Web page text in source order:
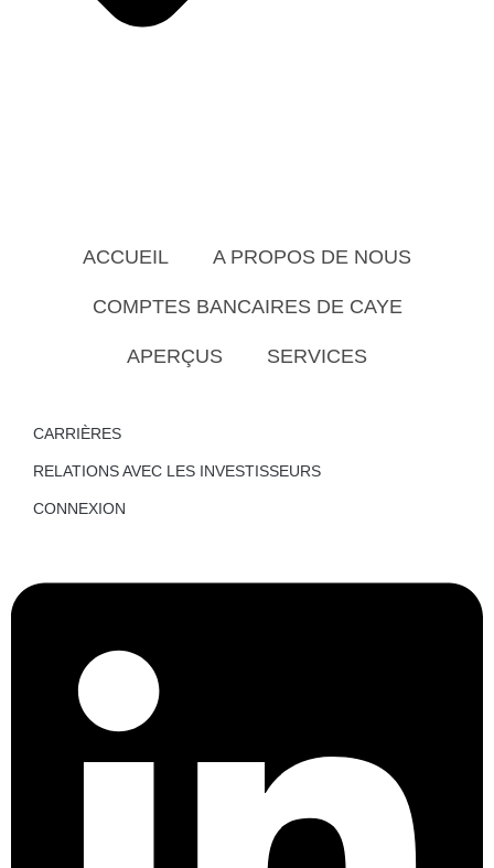
ACCUEIL A PROPOS DE NOUS
COMPTES BANCAIRES DE CAYE
APERÇUS SERVICES
CARRIÈRES
RELATIONS AVEC LES INVESTISSEURS
CONNEXION